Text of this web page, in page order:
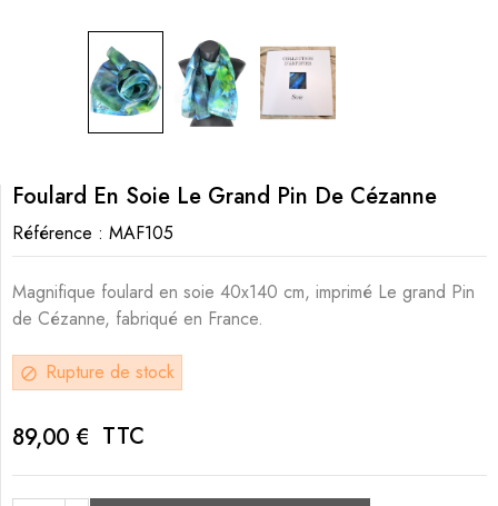
Foulard En Soie Le Grand Pin De Cézanne
Référence : MAF105
Magnifique foulard en soie 40x140 cm, imprimé Le grand Pin
de Cézanne, fabriqué en France.
block Rupture de stock
89,00 € TTC